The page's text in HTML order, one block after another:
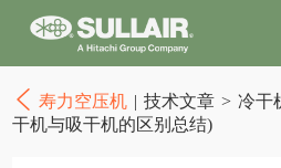
寿力空压机 | 技术文章 > 冷干
干机与吸干机的区别总结)